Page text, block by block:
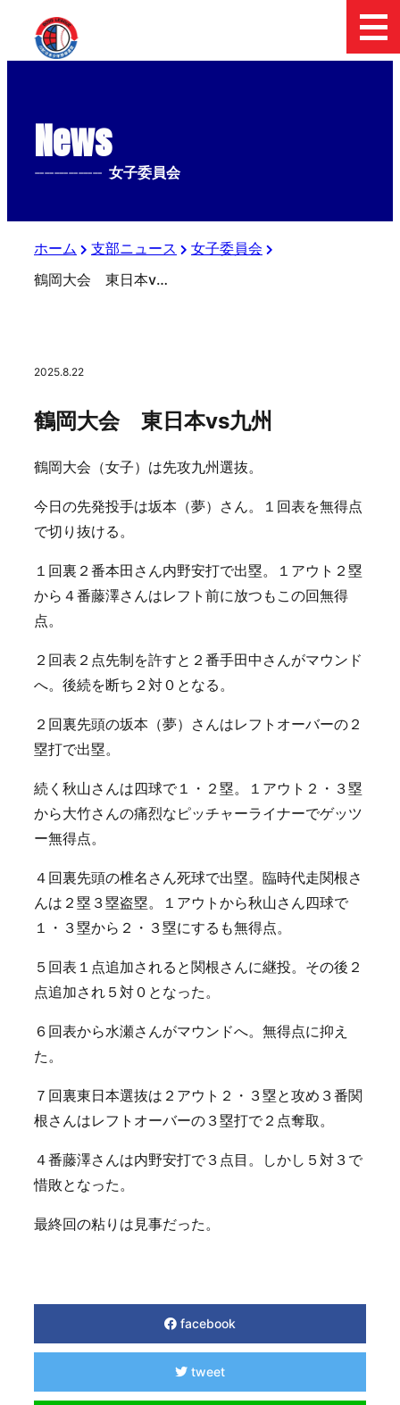
News
-------------- 女子委員会
ホーム 支部ニュース
女子委員会
鶴岡大会 東日本vs九州
2025.8.22
鶴岡大会 東日本vs九州
鶴岡大会（女子）は先攻九州選抜。
今日の先発投手は坂本（夢）さん。１回表を無得点
で切り抜ける。
１回裏２番本田さん内野安打で出塁。１アウト２塁
から４番藤澤さんはレフト前に放つもこの回無得
点。
２回表２点先制を許すと２番手田中さんがマウンド
へ。後続を断ち２対０となる。
２回裏先頭の坂本（夢）さんはレフトオーバーの２
塁打で出塁。
続く秋山さんは四球で１・２塁。１アウト２・３塁
から大竹さんの痛烈なピッチャーライナーでゲッツ
ー無得点。
４回裏先頭の椎名さん死球で出塁。臨時代走関根さ
んは２塁３塁盗塁。１アウトから秋山さん四球で
１・３塁から２・３塁にするも無得点。
５回表１点追加されると関根さんに継投。その後２
点追加され５対０となった。
６回表から水瀬さんがマウンドへ。無得点に抑え
た。
７回裏東日本選抜は２アウト２・３塁と攻め３番関
根さんはレフトオーバーの３塁打で２点奪取。
４番藤澤さんは内野安打で３点目。しかし５対３で
惜敗となった。
最終回の粘りは見事だった。
facebook
tweet